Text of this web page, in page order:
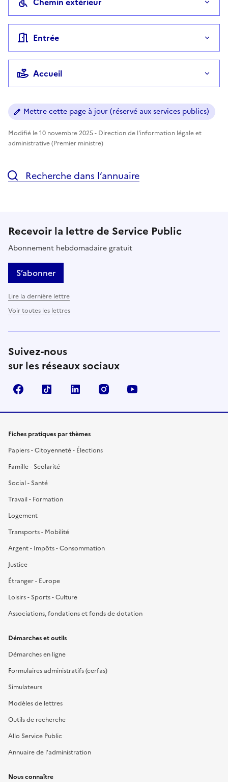
Entrée
Accueil
Mettre cette page à jour (réservé aux services publics)
Modifié le 10 novembre 2025 - Direction de l'information légale et
administrative (Premier ministre)
Recherche dans l’annuaire
Recevoir la lettre de Service Public
Abonnement hebdomadaire gratuit
S’abonner
Lire la dernière lettre
Voir toutes les lettres
Suivez-nous
sur les réseaux sociaux
FacebookTikTok LinkedIn Instagram
Fiches pratiques par thèmes
Papiers - Citoyenneté - Élections
Famille - Scolarité
Social - Santé
Travail - Formation
Logement
Transports - Mobilité
Argent - Impôts - Consommation
Justice
Étranger - Europe
Loisirs - Sports - Culture
Associations, fondations et fonds de dotation
Démarches et outils
Démarches en ligne
Formulaires administratifs (cerfas)
Simulateurs
Modèles de lettres
Outils de recherche
Allo Service Public
Annuaire de l'administration
Nous connaître